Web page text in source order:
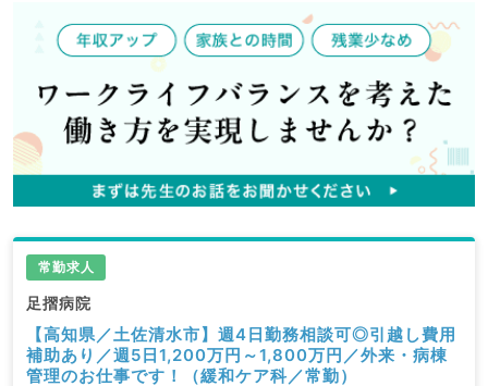
常勤求人
足摺病院
【高知県／土佐清水市】週4日勤務相談可◎引越し費用
補助あり／週5日1,200万円～1,800万円／外来・病棟
管理のお仕事です！（緩和ケア科／常勤）